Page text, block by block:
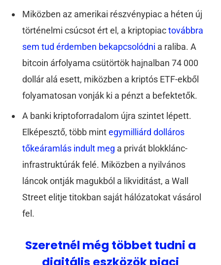
Miközben az amerikai részvénypiac a héten új
történelmi csúcsot ért el, a kriptopiactovábbra
sem tud érdemben bekapcsolódni a raliba. A
bitcoin árfolyama csütörtök hajnalban 74 000
dollár alá esett, miközben a kriptós ETF-ekből
folyamatosan vonják ki a pénzt a befektetők.
A banki kriptoforradalom újra szintet lépett.
Elképesztő, több mintegymilliárd dolláros
tőkeáramlás indult meg a privát blokklánc-
infrastruktúrák felé. Miközben a nyilvános
láncok ontják magukból a likviditást, a Wall
Street elitje titokban saját hálózatokat vásárol
fel.
Szeretnél még többet tudni a